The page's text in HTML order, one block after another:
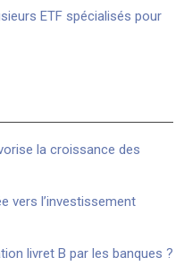
ETF spécialisés pour
la croissance des
vers l’investissement
livret B par les banques ?